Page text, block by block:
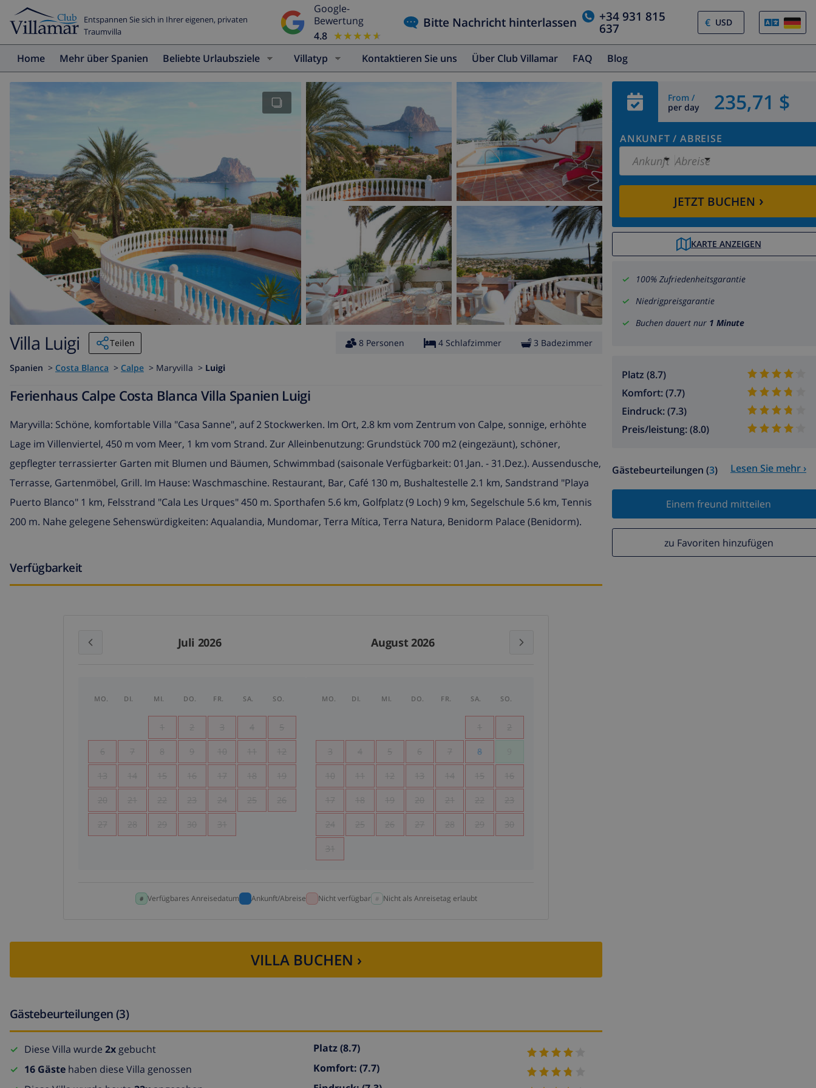
Entspannen Sie sich in Ihrer eigenen, privaten
Traumvilla
Google-
Bewertung
4.8 ★★★★★
★★★★★
Bitte Nachricht hinterlassen +34 931 815
637 €
Home Mehr über Spanien Beliebte Urlaubsziele Villatyp Kontaktieren Sie uns Über Club Villamar FAQ Blog
From /
per day
235,71 $
ANKUNFT / ABREISE
Ankunft Abreise
JETZT BUCHEN ›
KARTE ANZEIGEN
100% Zufriedenheitsgarantie
Niedrigpreisgarantie
Buchen dauert nur 1 Minute
Platz (8.7)
Komfort: (7.7)
Eindruck: (7.3)
Preis/leistung: (8.0)
Gästebeurteilungen (3) Lesen Sie mehr ›
Einem freund mitteilen
zu Favoriten hinzufügen
Villa Luigi Teilen 8 Personen 4 Schlafzimmer 3 Badezimmer
Spanien > Costa Blanca > Calpe > Maryvilla > Luigi
Ferienhaus Calpe Costa Blanca Villa Spanien Luigi
Maryvilla: Schöne, komfortable Villa "Casa Sanne", auf 2 Stockwerken. Im Ort, 2.8 km vom Zentrum von Calpe, sonnige, erhöhte
Lage im Villenviertel, 450 m vom Meer, 1 km vom Strand. Zur Alleinbenutzung: Grundstück 700 m2 (eingezäunt), schöner,
gepflegter terrassierter Garten mit Blumen und Bäumen, Schwimmbad (saisonale Verfügbarkeit: 01.Jan. - 31.Dez.). Aussendusche,
Terrasse, Gartenmöbel, Grill. Im Hause: Waschmaschine. Restaurant, Bar, Café 130 m, Bushaltestelle 2.1 km, Sandstrand "Playa
Puerto Blanco" 1 km, Felsstrand "Cala Les Urques" 450 m. Sporthafen 5.6 km, Golfplatz (9 Loch) 9 km, Segelschule 5.6 km, Tennis
200 m. Nahe gelegene Sehenswürdigkeiten: Aqualandia, Mundomar, Terra Mítica, Terra Natura, Benidorm Palace (Benidorm).
Verfügbarkeit
Juli 2026 August 2026
MO. DI. MI. DO. FR. SA. SO.
1 2 3 4 5
6 7 8 9 10 11 12
13 14 15 16 17 18 19
20 21 22 23 24 25 26
27 28 29 30 31
MO. DI. MI. DO. FR. SA. SO.
1 2
3 4 5 6 7 8
10 11 12 13 14 15 16
17 18 19 20 21 22 23
24 25 26 27 28 29 30
31
Verfügbares Anreisedatum Ankunft/Abreise Nicht verfügbar Nicht als Anreisetag erlaubt
VILLA BUCHEN ›
Gästebeurteilungen (3)
Diese Villa wurde 2x gebucht
16 Gäste haben diese Villa genossen
Platz(8.7)
Komfort: (7.7)